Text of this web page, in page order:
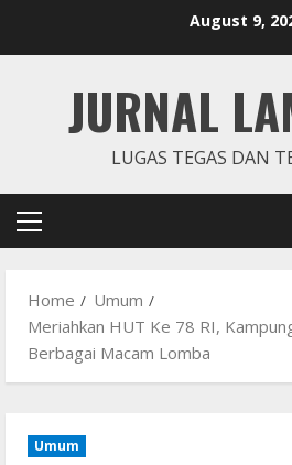
August 9,
JURNAL
LUGAS TEGAS DAN
Primary
Home
Umum
Meriahkan HUT Ke 78 RI,
Berbagai Macam Lomba
Umum